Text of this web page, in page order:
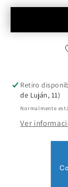
Retiro
de Luján, 11)
Normalmente
Ver